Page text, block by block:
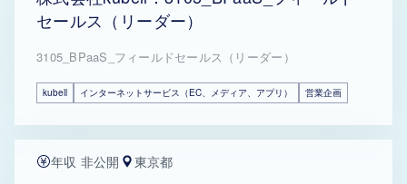
セールス（リーダー）
3105_BPaaS_フィールドセールス（リーダー）
kubell インターネットサービス（EC、メディア、アプリ） 営業企画
年収 非公開 東京都